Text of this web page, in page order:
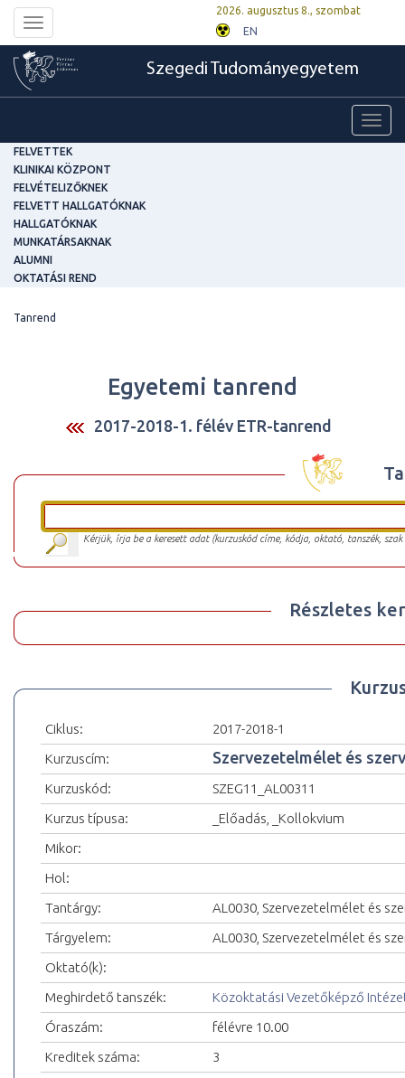
Toggle
navigation
2026. augusztus 8., szombat
EN
Szegedi Tudományegyetem
FELVETTEK
KLINIKAI KÖZPONT
FELVÉTELIZŐKNEK
FELVETT HALLGATÓKNAK
HALLGATÓKNAK
MUNKATÁRSAKNAK
ALUMNI
OKTATÁSI REND
Tanrend
Egyetemi tanrend
2017-2018-1. félév ETR-tanrend
Kérjük, írja be a keresett adat (kurzuskód címe, kódja, oktató, tanszék,
Részletes
Ciklus:
2017-2018-1
Kurzuscím:
Szervezetelmélet és
Kurzuskód:
SZEG11_AL00311
Kurzus típusa:
_Előadás, _Kollokvium
Mikor:
Hol:
Tantárgy:
AL0030, Szervezetelmélet és
Tárgyelem:
AL0030, Szervezetelmélet és
Oktató(k):
Meghirdető tanszék:
Közoktatási Vezetőképző
Óraszám:
félévre 10.00
Kreditek száma:
3